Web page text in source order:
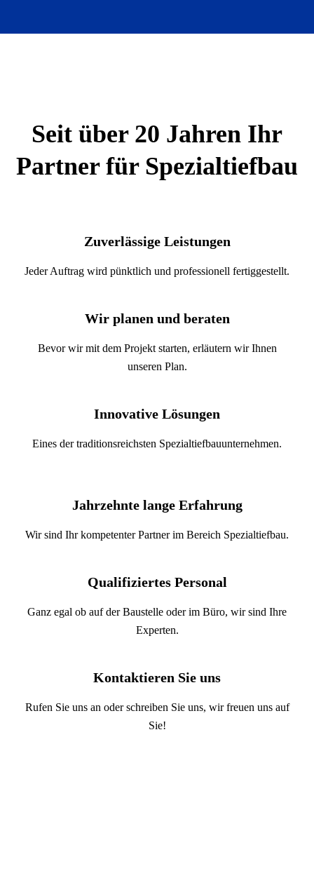
Seit über 20 Jahren Ihr
Partner für Spezialtiefbau
Zuverlässige Leistungen
Jeder Auftrag wird pünktlich und professionell fertiggestellt.
Wir planen und beraten
Bevor wir mit dem Projekt starten, erläutern wir Ihnen
unseren Plan.
Innovative Lösungen
Eines der traditionsreichsten Spezialtiefbau­unternehmen.
Jahrzehnte lange Erfahrung
Wir sind Ihr kompetenter Partner im Bereich Spezialtiefbau.
Qualifiziertes Personal
Ganz egal ob auf der Baustelle oder im Büro, wir sind Ihre
Experten.
Kontaktieren Sie uns
Rufen Sie uns an oder schreiben Sie uns, wir freuen uns auf
Sie!